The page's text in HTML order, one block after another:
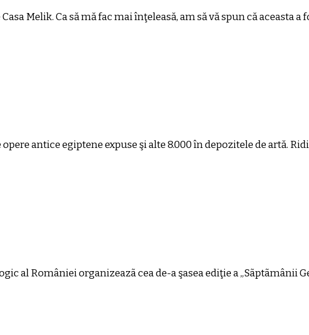
Melik. Ca să mă fac mai înţeleasă, am să vă spun că aceasta a
antice egiptene expuse şi alte 8.000 în depozitele de artă.
al României organizeazã cea de-a şasea ediţie a „Sãptãmânii